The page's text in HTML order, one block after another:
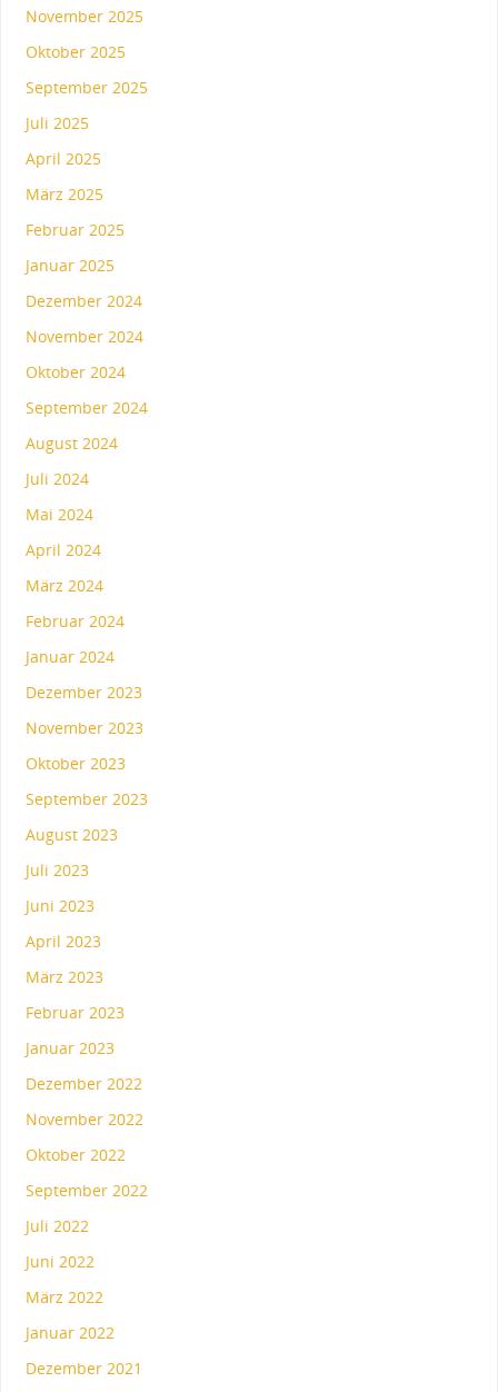
November 2025
Oktober 2025
September 2025
Juli 2025
April 2025
März 2025
Februar 2025
Januar 2025
Dezember 2024
November 2024
Oktober 2024
September 2024
August 2024
Juli 2024
Mai 2024
April 2024
März 2024
Februar 2024
Januar 2024
Dezember 2023
November 2023
Oktober 2023
September 2023
August 2023
Juli 2023
Juni 2023
April 2023
März 2023
Februar 2023
Januar 2023
Dezember 2022
November 2022
Oktober 2022
September 2022
Juli 2022
Juni 2022
März 2022
Januar 2022
Dezember 2021